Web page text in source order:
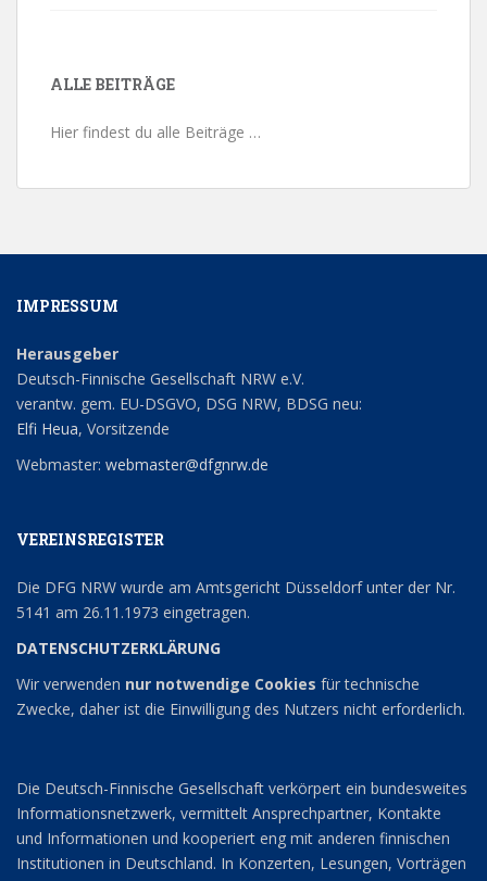
ALLE BEITRÄGE
Hier findest du alle Beiträge …
IMPRESSUM
Herausgeber
Deutsch-Finnische Gesellschaft NRW e.V.
verantw. gem. EU-DSGVO, DSG NRW, BDSG neu:
Elfi Heua, Vorsitzende
Webmaster: webmaster@dfgnrw.de
VEREINSREGISTER
Die DFG NRW wurde am Amtsgericht Düsseldorf unter der Nr.
5141 am 26.11.1973 eingetragen.
DATENSCHUTZERKLÄRUNG
Wir verwenden nur notwendige Cookies für technische
Zwecke, daher ist die Einwilligung des Nutzers nicht erforderlich.
Die Deutsch-Finnische Gesellschaft verkörpert ein bundesweites
Informationsnetzwerk, vermittelt Ansprechpartner, Kontakte
und Informationen und kooperiert eng mit anderen finnischen
Institutionen in Deutschland. In Konzerten, Lesungen, Vorträgen